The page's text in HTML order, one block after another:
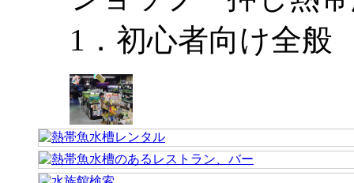
1．初心者向け全